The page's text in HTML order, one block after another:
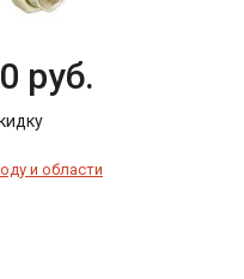
руб.
и области